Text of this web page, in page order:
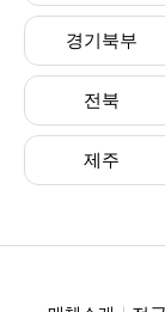
경기북부
전북
제주